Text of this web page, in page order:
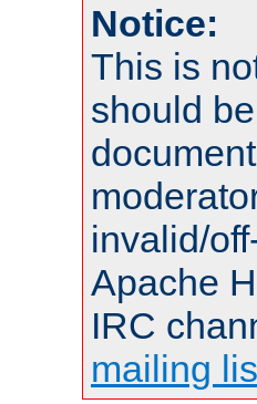
Notice:
This is
should
invalid/
Apache
IRC
mailing